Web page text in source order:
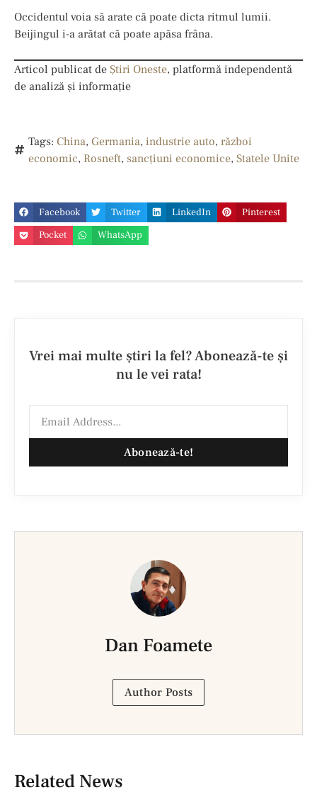
Occidentul voia să arate că poate dicta ritmul lumii.
Beijingul i-a arătat că poate apăsa frâna.
Articol publicat de Știri Oneste, platformă independentă
de analiză și informație
Tags: China, Germania, industrie auto, război
economic, Rosneft, sancțiuni economice, Statele Unite
Facebook Twitter LinkedIn
Pinterest
Pocket
WhatsApp
Vrei mai multe ştiri la fel? Abonează-te şi
nu le vei rata!
Abonează-te!
Dan Foamete
Author Posts
Related News